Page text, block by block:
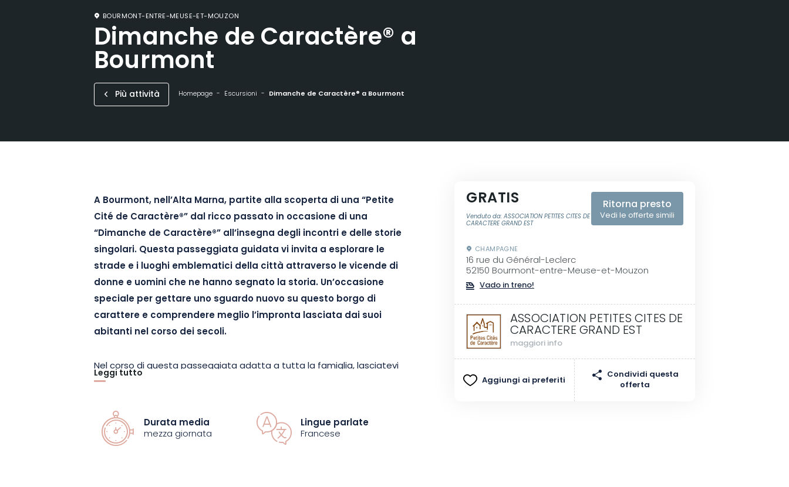
BOURMONT-ENTRE-MEUSE-ET-MOUZON
Dimanche de Caractère® a
Bourmont
Più attività Homepage Escursioni Dimanche de Caractère® a Bourmont
A Bourmont, nell’Alta Marna, partite alla scoperta di una “Petite
Cité de Caractère®” dal ricco passato in occasione di una
“Dimanche de Caractère®” all’insegna degli incontri e delle storie
singolari. Questa passeggiata guidata vi invita a esplorare le
strade e i luoghi emblematici della città attraverso le vicende di
donne e uomini che ne hanno segnato la storia. Un’occasione
speciale per gettare uno sguardo nuovo su questo borgo di
carattere e comprendere meglio l’impronta lasciata dai suoi
abitanti nel corso dei secoli.
Nel corso di questa passeggiata adatta a tutta la famiglia, lasciatevi
guidare per le vie di Bourmont, alla scoperta di coloro che hanno
condurrà sulle tracce di personaggi famosi e figure locali i cui percorsi,
talvolta poco conosciuti, hanno contribuito in modo determinante al
suo prestigio. Scoprirete in particolare la storia di Albin Michel,
Leggi tutto
Durata media
mezza giornata
Lingue parlate
Francese
GRATIS
Venduto da: ASSOCIATION PETITES CITES DE
CARACTERE GRAND EST
Ritorna presto
Vedi le offerte simili
CHAMPAGNE
16 rue du Général-Leclerc
52150 Bourmont-entre-Meuse-et-Mouzon
Vado in treno!
ASSOCIATION PETITES CITES DE
CARACTERE GRAND EST
maggiori info
Aggiungi ai preferiti
Condividi questa
offerta